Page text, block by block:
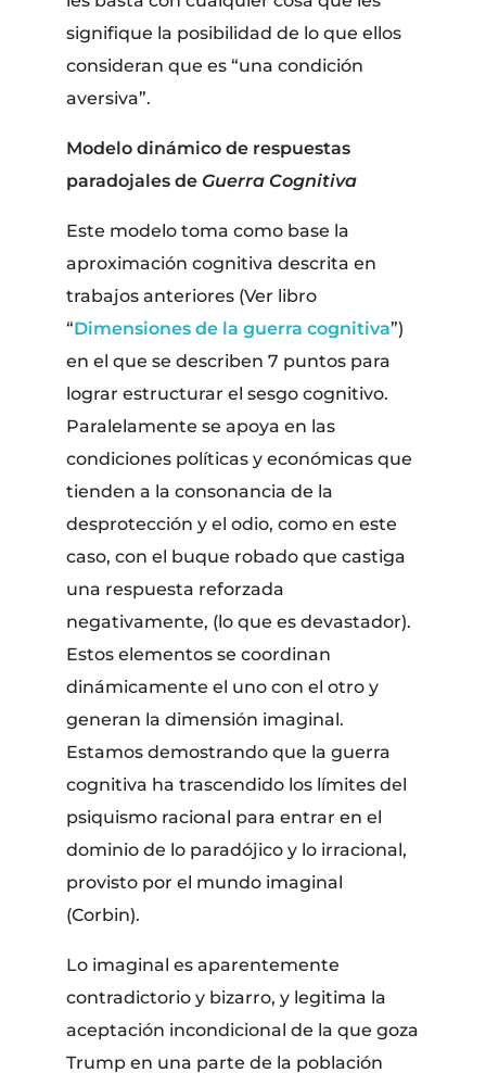
signifique la posibilidad de lo que ellos
consideran que es “una condición
aversiva”.
Modelo dinámico de respuestas
paradojales de Guerra Cognitiva
Este modelo toma como base la
aproximación cognitiva descrita en
trabajos anteriores (Ver libro
“Dimensiones de la guerra cognitiva”)
en el que se describen 7 puntos para
lograr estructurar el sesgo cognitivo.
Paralelamente se apoya en las
condiciones políticas y económicas que
tienden a la consonancia de la
desprotección y el odio, como en este
caso, con el buque robado que castiga
una respuesta reforzada
negativamente, (lo que es devastador).
Estos elementos se coordinan
dinámicamente el uno con el otro y
generan la dimensión imaginal.
Estamos demostrando que la guerra
cognitiva ha trascendido los límites del
psiquismo racional para entrar en el
dominio de lo paradójico y lo irracional,
provisto por el mundo imaginal
(Corbin).
Lo imaginal es aparentemente
contradictorio y bizarro, y legitima la
aceptación incondicional de la que goza
Trump en una parte de la población